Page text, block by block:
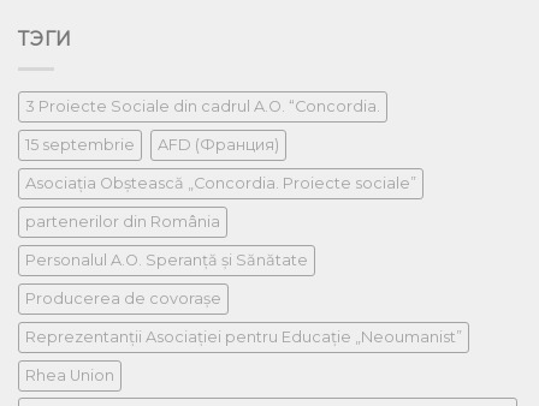
ТЭГИ
3 Proiecte Sociale din cadrul A.O. “Concordia.
15 septembrie AFD (Франция)
Asociația Obștească „Concordia. Proiecte sociale”
partenerilor din România
Personalul A.O. Speranță și Sănătate
Producerea de covorașe
Reprezentanții Asociației pentru Educație „Neoumanist”
Rhea Union